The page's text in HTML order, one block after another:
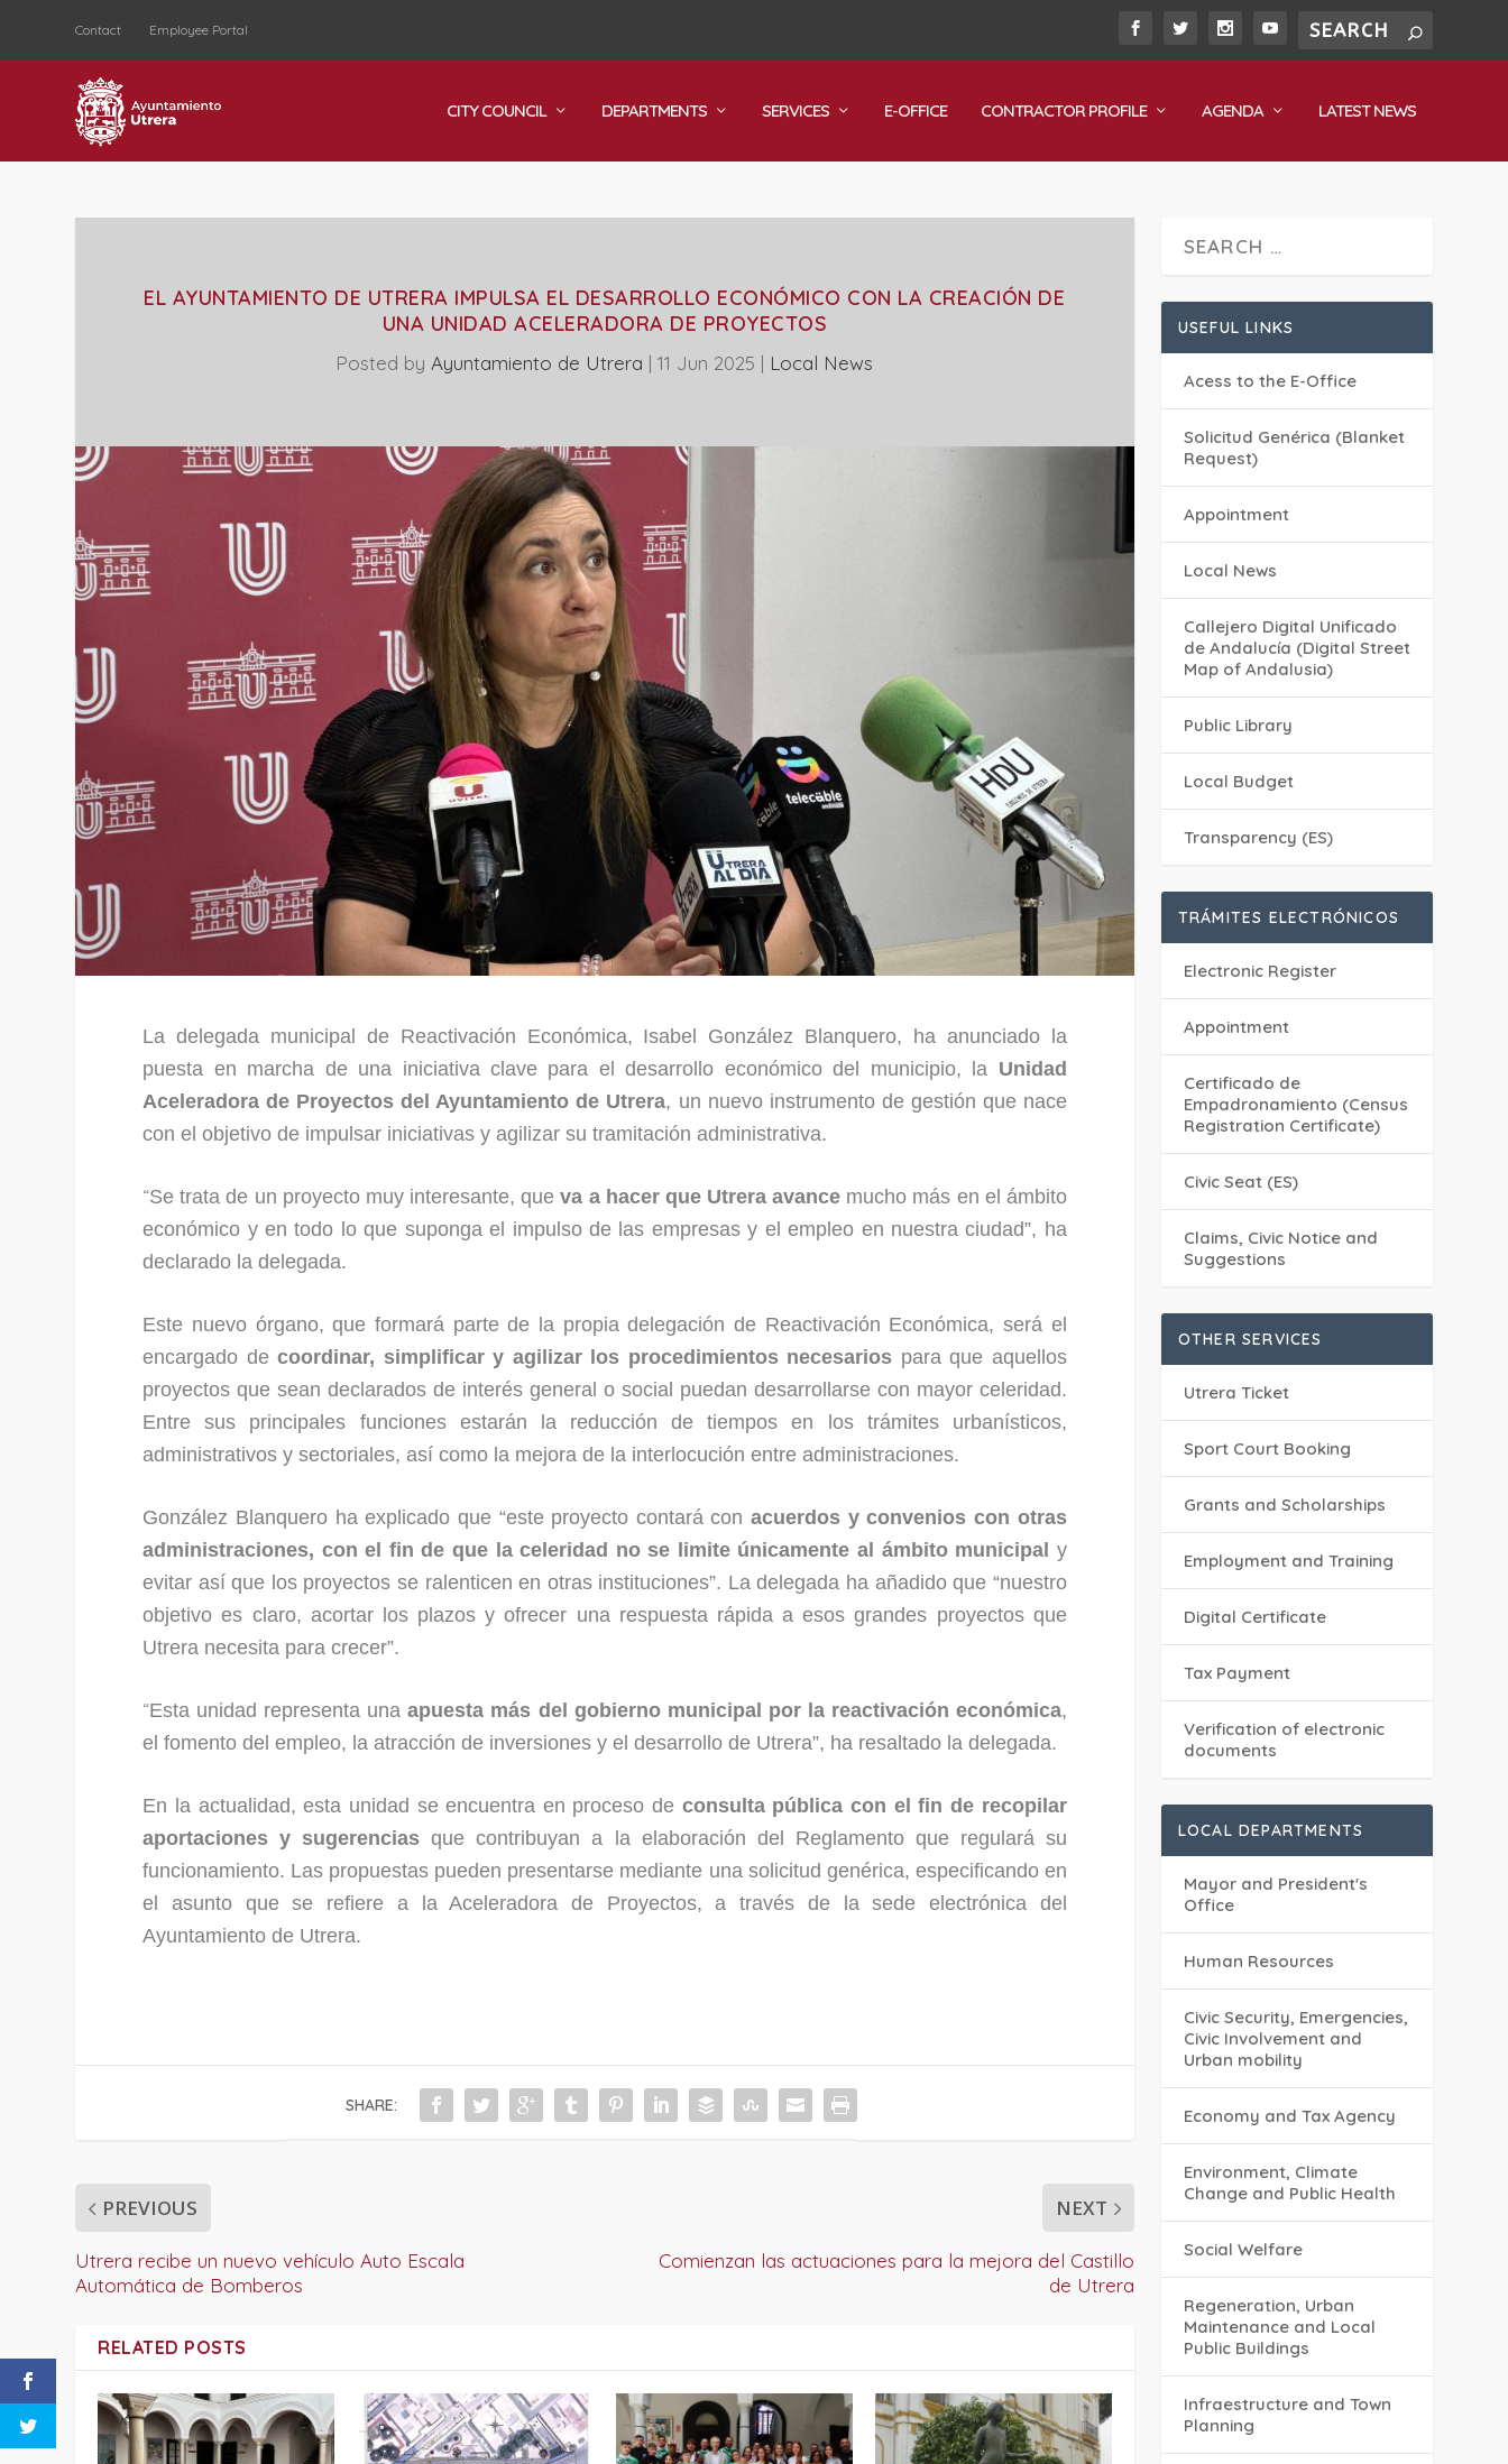
Contact Employee Portal
CITY COUNCIL DEPARTMENTS SERVICES E-OFFICE CONTRACTOR PROFILE AGENDA LATEST NEWS
EL AYUNTAMIENTO DE UTRERA IMPULSA EL DESARROLLO ECONÓMICO CON LA CREACIÓN DE
UNA UNIDAD ACELERADORA DE PROYECTOS
Posted byAyuntamiento de Utrera |11 Jun 2025 | Local News
La delegada municipal de Reactivación Económica, Isabel González Blanquero, ha anunciado la
puesta en marcha de una iniciativa clave para el desarrollo económico del municipio, la Unidad
Aceleradora de Proyectos del Ayuntamiento de Utrera, un nuevo instrumento de gestión que nace
con el objetivo de impulsar iniciativas y agilizar su tramitación administrativa.
“Se trata de un proyecto muy interesante, queva a hacer que Utrera avance mucho más en el ámbito
económico y en todo lo que suponga el impulso de las empresas y el empleo en nuestra ciudad”, ha
declarado la delegada.
Este nuevo órgano, que formará parte de la propia delegación de Reactivación Económica, será el
encargado decoordinar, simplificar y agilizar los procedimientos necesarios para que aquellos
proyectos que sean declarados de interés general o social puedan desarrollarse con mayor celeridad.
Entre sus principales funciones estarán la reducción de tiempos en los trámites urbanísticos,
administrativos y sectoriales, así como la mejora de la interlocución entre administraciones.
González Blanquero ha explicado que “este proyecto contará conacuerdos y convenios con otras
administraciones, con el fin de que la celeridad no se limite únicamente al ámbito municipal y
evitar así que los proyectos se ralenticen en otras instituciones”. La delegada ha añadido que “nuestro
objetivo es claro, acortar los plazos y ofrecer una respuesta rápida a esos grandes proyectos que
Utrera necesita para crecer”.
“Esta unidad representa unaapuesta más del gobierno municipal por la reactivación económica,
el fomento del empleo, la atracción de inversiones y el desarrollo de Utrera”, ha resaltado la delegada.
En la actualidad, esta unidad se encuentra en proceso de consulta pública con el fin de recopilar
aportaciones y sugerencias que contribuyan a la elaboración del Reglamento que regulará su
funcionamiento. Las propuestas pueden presentarse mediante una solicitud genérica, especificando en
el asunto que se refiere a la Aceleradora de Proyectos, a través de la sede electrónica del
Ayuntamiento de Utrera.
SHARE:
PREVIOUS
Utrera recibe un nuevo vehículo Auto Escala
Automática de Bomberos
NEXT
Comienzan las actuaciones para la mejora del Castillo
de Utrera
RELATED POSTS
USEFUL LINKS
Acess to the E-Office
Solicitud Genérica (Blanket
Request)
Appointment
Local News
Callejero Digital Unificado
de Andalucía (Digital Street
Map of Andalusia)
Public Library
Local Budget
Transparency (ES)
TRÁMITES ELECTRÓNICOS
Electronic Register
Appointment
Certificado de
Empadronamiento (Census
Registration Certificate)
Civic Seat (ES)
Claims, Civic Notice and
Suggestions
OTHER SERVICES
Utrera Ticket
Sport Court Booking
Grants and Scholarships
Employment and Training
Digital Certificate
Tax Payment
Verification of electronic
documents
LOCAL DEPARTMENTS
Mayor and President's
Office
Human Resources
Civic Security, Emergencies,
Civic Involvement and
Urban mobility
Economy and Tax Agency
Environment, Climate
Change and Public Health
Social Welfare
Regeneration, Urban
Maintenance and Local
Public Buildings
Infraestructure and Town
Planning